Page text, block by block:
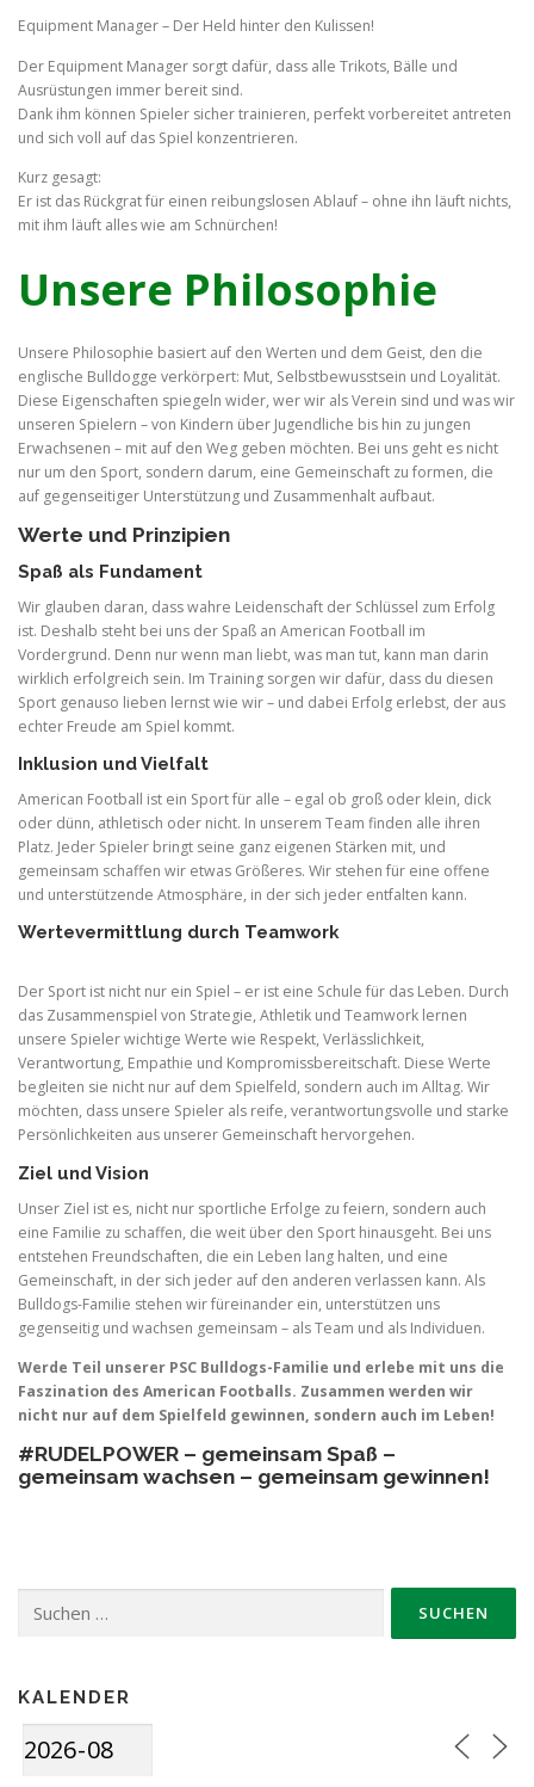
Equipment Manager – Der Held hinter den Kulissen!
Der Equipment Manager sorgt dafür, dass alle Trikots, Bälle und
Ausrüstungen immer bereit sind.
Dank ihm können Spieler sicher trainieren, perfekt vorbereitet antreten
und sich voll auf das Spiel konzentrieren.
Kurz gesagt:
Er ist das Rückgrat für einen reibungslosen Ablauf – ohne ihn läuft nichts,
mit ihm läuft alles wie am Schnürchen!
Unsere Philosophie
Unsere Philosophie basiert auf den Werten und dem Geist, den die
englische Bulldogge verkörpert: Mut, Selbstbewusstsein und Loyalität.
Diese Eigenschaften spiegeln wider, wer wir als Verein sind und was wir
unseren Spielern – von Kindern über Jugendliche bis hin zu jungen
Erwachsenen – mit auf den Weg geben möchten. Bei uns geht es nicht
nur um den Sport, sondern darum, eine Gemeinschaft zu formen, die
auf gegenseitiger Unterstützung und Zusammenhalt aufbaut.
Werte und Prinzipien
Spaß als Fundament
Wir glauben daran, dass wahre Leidenschaft der Schlüssel zum Erfolg
ist. Deshalb steht bei uns der Spaß an American Football im
Vordergrund. Denn nur wenn man liebt, was man tut, kann man darin
wirklich erfolgreich sein. Im Training sorgen wir dafür, dass du diesen
Sport genauso lieben lernst wie wir – und dabei Erfolg erlebst, der aus
echter Freude am Spiel kommt.
Inklusion und Vielfalt
American Football ist ein Sport für alle – egal ob groß oder klein, dick
oder dünn, athletisch oder nicht. In unserem Team finden alle ihren
Platz. Jeder Spieler bringt seine ganz eigenen Stärken mit, und
gemeinsam schaffen wir etwas Größeres. Wir stehen für eine offene
und unterstützende Atmosphäre, in der sich jeder entfalten kann.
Wertevermittlung durch Teamwork
Der Sport ist nicht nur ein Spiel – er ist eine Schule für das Leben. Durch
das Zusammenspiel von Strategie, Athletik und Teamwork lernen
unsere Spieler wichtige Werte wie Respekt, Verlässlichkeit,
Verantwortung, Empathie und Kompromissbereitschaft. Diese Werte
begleiten sie nicht nur auf dem Spielfeld, sondern auch im Alltag. Wir
möchten, dass unsere Spieler als reife, verantwortungsvolle und starke
Persönlichkeiten aus unserer Gemeinschaft hervorgehen.
Ziel und Vision
Unser Ziel ist es, nicht nur sportliche Erfolge zu feiern, sondern auch
eine Familie zu schaffen, die weit über den Sport hinausgeht. Bei uns
entstehen Freundschaften, die ein Leben lang halten, und eine
Gemeinschaft, in der sich jeder auf den anderen verlassen kann. Als
Bulldogs-Familie stehen wir füreinander ein, unterstützen uns
gegenseitig und wachsen gemeinsam – als Team und als Individuen.
Werde Teil unserer PSC Bulldogs-Familie und erlebe mit uns die
Faszination des American Footballs. Zusammen werden wir
nicht nur auf dem Spielfeld gewinnen, sondern auch im Leben!
#RUDELPOWER – gemeinsam Spaß –
gemeinsam wachsen – gemeinsam gewinnen!
nach:
KALENDER